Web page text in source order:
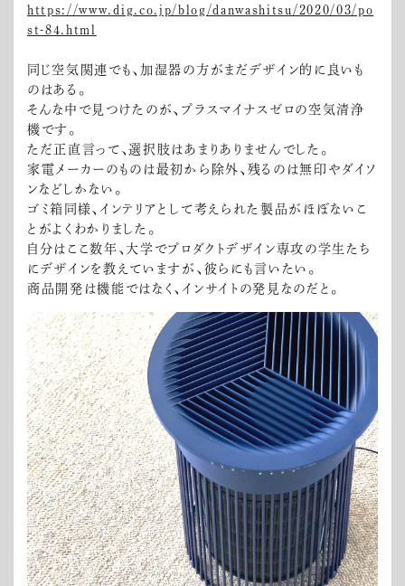
https://www.dig.co.jp/blog/danwashitsu/2020/03/po
st-84.html
同じ空気関連でも、加湿器の方がまだデザイン的に良いも
のはある。
そんな中で見つけたのが、プラスマイナスゼロの空気清浄
機です。
ただ正直言って、選択肢はあまりありませんでした。
家電メーカーのものは最初から除外、残るのは無印やダイソ
ンなどしかない。
ゴミ箱同様、インテリアとして考えられた製品がほぼないこ
とがよくわかりました。
自分はここ数年、大学でプロダクトデザイン専攻の学生たち
にデザインを教えていますが、彼らにも言いたい。
商品開発は機能ではなく、インサイトの発見なのだと。